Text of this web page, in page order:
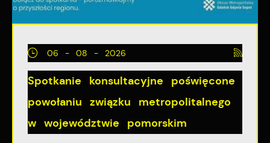
06 - 08 - 2026
Spotkanie konsultacyjne poświęcone
powołaniu związku metropolitalnego
w województwie pomorskim